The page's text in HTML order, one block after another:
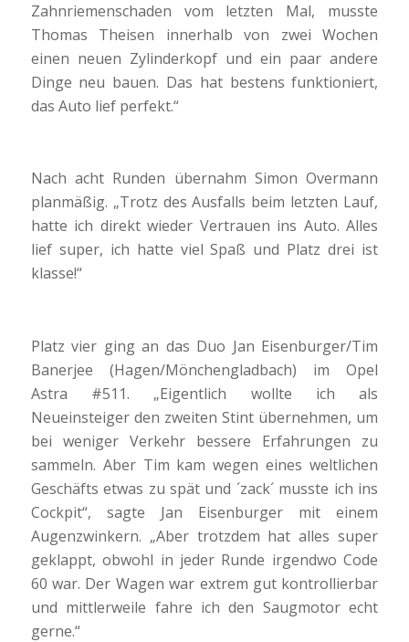
Zahnriemenschaden vom letzten Mal, musste
Thomas Theisen innerhalb von zwei Wochen
einen neuen Zylinderkopf und ein paar andere
Dinge neu bauen. Das hat bestens funktioniert,
das Auto lief perfekt.“
Nach acht Runden übernahm Simon Overmann
planmäßig. „Trotz des Ausfalls beim letzten Lauf,
hatte ich direkt wieder Vertrauen ins Auto. Alles
lief super, ich hatte viel Spaß und Platz drei ist
klasse!“
Platz vier ging an das Duo Jan Eisenburger/Tim
Banerjee (Hagen/Mönchengladbach) im Opel
Astra #511. „Eigentlich wollte ich als
Neueinsteiger den zweiten Stint übernehmen, um
bei weniger Verkehr bessere Erfahrungen zu
sammeln. Aber Tim kam wegen eines weltlichen
Geschäfts etwas zu spät und ´zack´ musste ich ins
Cockpit“, sagte Jan Eisenburger mit einem
Augenzwinkern. „Aber trotzdem hat alles super
geklappt, obwohl in jeder Runde irgendwo Code
60 war. Der Wagen war extrem gut kontrollierbar
und mittlerweile fahre ich den Saugmotor echt
gerne.“